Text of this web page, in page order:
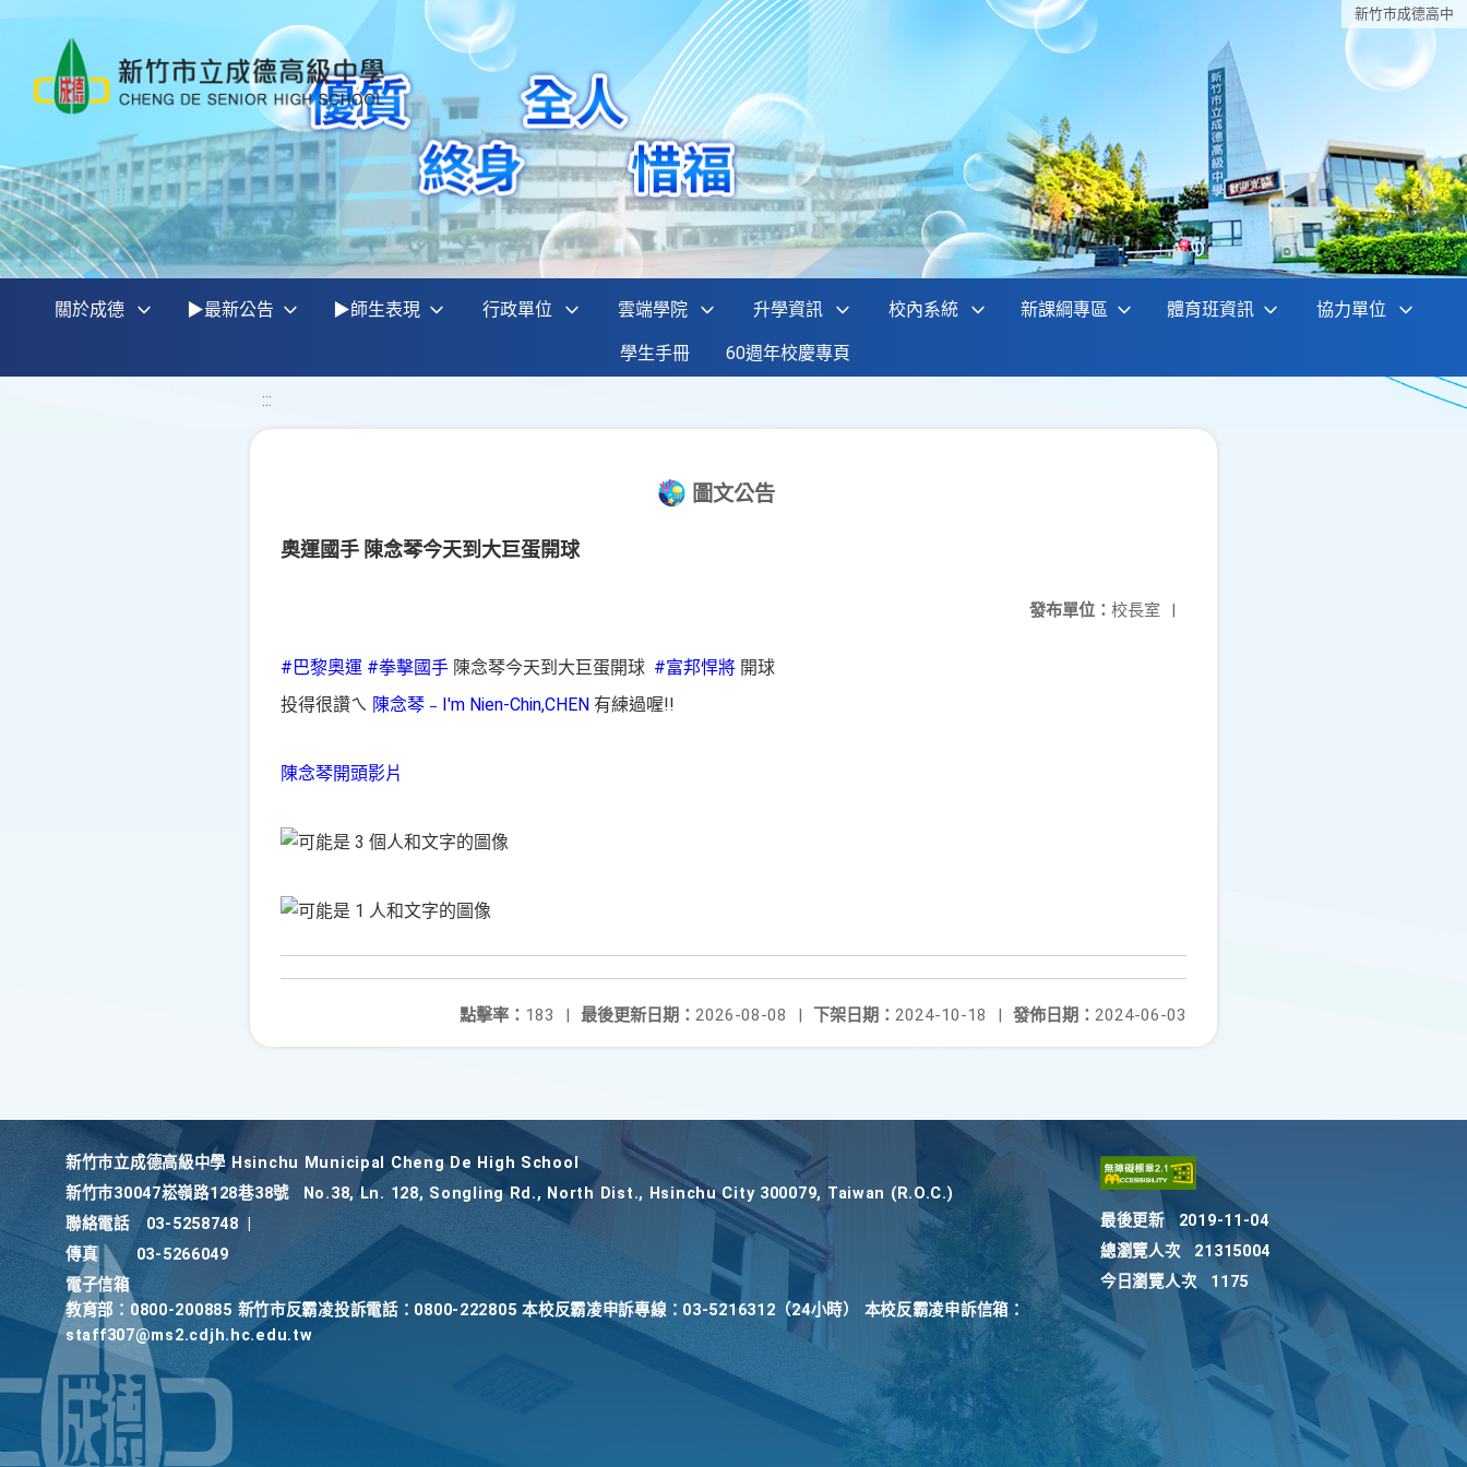
新竹巿成德高中
關於成德 ▶最新公告 ▶師生表現 行政單位 雲端學院 升學資訊 校內系統 新課綱專區 體育班資訊 協力單位
學生手冊 60週年校慶專頁
:::
圖文公告
奧運國手 陳念琴今天到大巨蛋開球
發布單位： 校長室 |
#巴黎奧運 #拳擊國手 陳念琴今天到大巨蛋開球 #富邦悍將 開球
投得很讚ㄟ 陳念琴﹣I'm Nien-Chin,CHEN 有練過喔!!
陳念琴開頭影片
發佈日期： 2024-06-03
下架日期： 2024-10-18 |
最後更新日期： 2026-08-08 |
點擊率： 183 |
新竹巿立成德高級中學 Hsinchu Municipal Cheng De High School
新竹巿30047崧嶺路128巷38號
No.38, Ln. 128, Songling Rd., North Dist., Hsinchu City 300079, Taiwan (R.O.C.)
聯絡電話
03-5258748
傳真
03-5266049
電子信箱
教育部：0800-200885 新竹市反霸凌投訴電話：0800-222805 本校反霸凌申訴專線：03-5216312（24小時） 本校反霸凌申訴信箱：
staff307@ms2.cdjh.hc.edu.tw
最後更新
2019-11-04
總瀏覽人次
21315004
今日瀏覽人次
1175